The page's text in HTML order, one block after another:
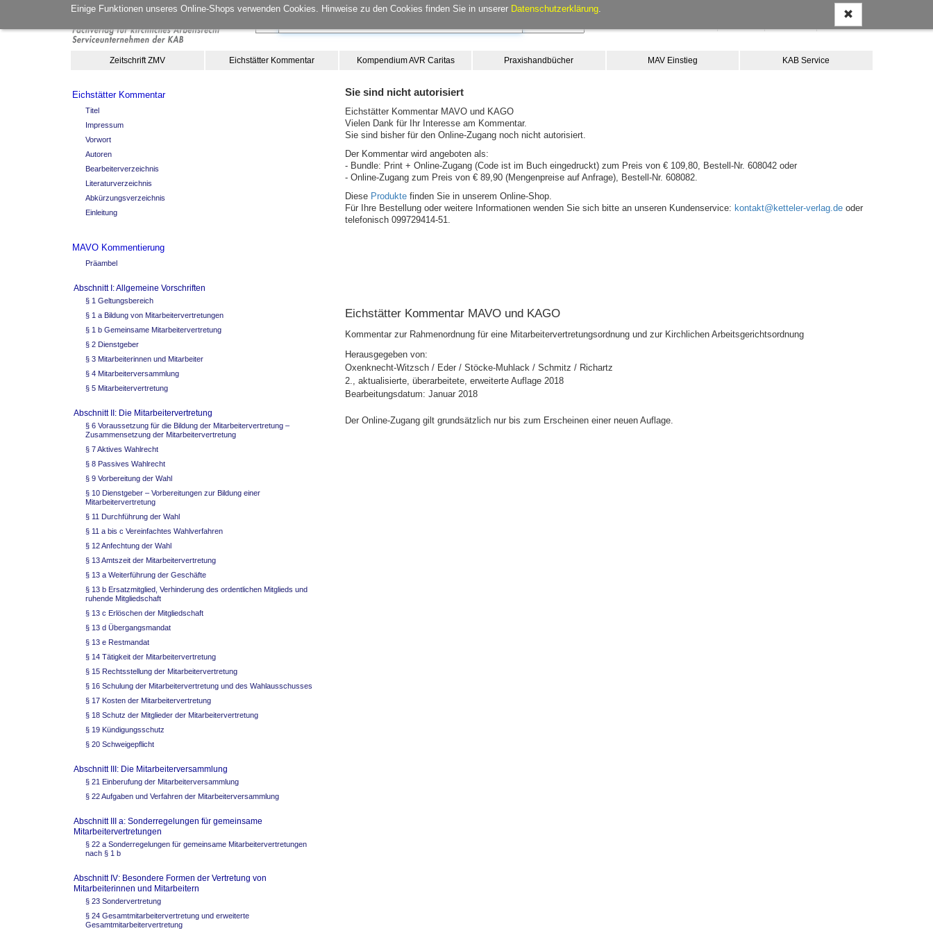
Einige Funktionen unseres Online-Shops verwenden Cookies. Hinweise zu den Cookies finden Sie in unserer Datenschutzerklärung.
Warenkorb
Zeitschrift ZMV Eichstätter Kommentar Kompendium AVR Caritas Praxishandbücher MAV Einstieg KAB Service
Eichstätter Kommentar
Titel
Impressum
Vorwort
Autoren
Bearbeiterverzeichnis
Literaturverzeichnis
Abkürzungsverzeichnis
Einleitung
MAVO Kommentierung
Präambel
Abschnitt I: Allgemeine Vorschriften
§ 1 Geltungsbereich
§ 1 a Bildung von Mitarbeitervertretungen
§ 1 b Gemeinsame Mitarbeitervertretung
§ 2 Dienstgeber
§ 3 Mitarbeiterinnen und Mitarbeiter
§ 4 Mitarbeiterversammlung
§ 5 Mitarbeitervertretung
Abschnitt II: Die Mitarbeitervertretung
§ 6 Voraussetzung für die Bildung der Mitarbeitervertretung –
Zusammensetzung der Mitarbeitervertretung
§ 7 Aktives Wahlrecht
§ 8 Passives Wahlrecht
§ 9 Vorbereitung der Wahl
§ 10 Dienstgeber – Vorbereitungen zur Bildung einer
Mitarbeitervertretung
§ 11 Durchführung der Wahl
§ 11 a bis c Vereinfachtes Wahlverfahren
§ 12 Anfechtung der Wahl
§ 13 Amtszeit der Mitarbeitervertretung
§ 13 a Weiterführung der Geschäfte
§ 13 b Ersatzmitglied, Verhinderung des ordentlichen Mitglieds und
ruhende Mitgliedschaft
§ 13 c Erlöschen der Mitgliedschaft
§ 13 d Übergangsmandat
§ 13 e Restmandat
§ 14 Tätigkeit der Mitarbeitervertretung
§ 15 Rechtsstellung der Mitarbeitervertretung
§ 16 Schulung der Mitarbeitervertretung und des Wahlausschusses
§ 17 Kosten der Mitarbeitervertretung
§ 18 Schutz der Mitglieder der Mitarbeitervertretung
§ 19 Kündigungsschutz
§ 20 Schweigepflicht
Abschnitt III: Die Mitarbeiterversammlung
§ 21 Einberufung der Mitarbeiterversammlung
§ 22 Aufgaben und Verfahren der Mitarbeiterversammlung
Abschnitt III a: Sonderregelungen für gemeinsame
Mitarbeitervertretungen
§ 22 a Sonderregelungen für gemeinsame Mitarbeitervertretungen
nach § 1 b
Abschnitt IV: Besondere Formen der Vertretung von
Mitarbeiterinnen und Mitarbeitern
§ 23 Sondervertretung
§ 24 Gesamtmitarbeitervertretung und erweiterte
Gesamtmitarbeitervertretung
Sie sind nicht autorisiert
Eichstätter Kommentar MAVO und KAGO
Vielen Dank für Ihr Interesse am Kommentar.
Sie sind bisher für den Online-Zugang noch nicht autorisiert.
Der Kommentar wird angeboten als:
- Bundle: Print + Online-Zugang (Code ist im Buch eingedruckt) zum Preis von € 109,80, Bestell-Nr. 608042 oder
- Online-Zugang zum Preis von € 89,90 (Mengenpreise auf Anfrage), Bestell-Nr. 608082.
Diese Produkte finden Sie in unserem Online-Shop.
Für Ihre Bestellung oder weitere Informationen wenden Sie sich bitte an unseren Kundenservice: kontakt@ketteler-verlag.de oder
telefonisch 099729414-51.
Eichstätter Kommentar MAVO und KAGO
Kommentar zur Rahmenordnung für eine Mitarbeitervertretungsordnung und zur Kirchlichen Arbeitsgerichtsordnung
Herausgegeben von:
Oxenknecht-Witzsch / Eder / Stöcke-Muhlack / Schmitz / Richartz
2., aktualisierte, überarbeitete, erweiterte Auflage 2018
Bearbeitungsdatum: Januar 2018
Der Online-Zugang gilt grundsätzlich nur bis zum Erscheinen einer neuen Auflage.